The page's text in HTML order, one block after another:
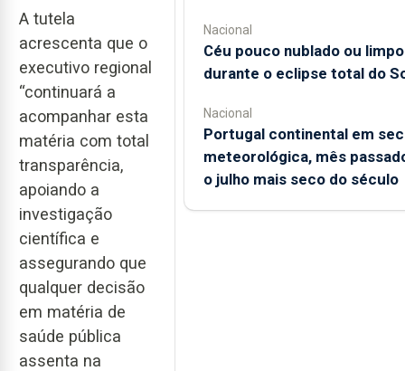
A tutela
acrescenta que o
executivo regional
“continuará a
acompanhar esta
matéria com total
transparência,
apoiando a
investigação
científica e
assegurando que
qualquer decisão
em matéria de
saúde pública
assenta na
Nacional
Céu pouco nublado ou limpo
durante o eclipse total do
Nacional
Portugal continental em
meteorológica, mês
o julho mais seco do século